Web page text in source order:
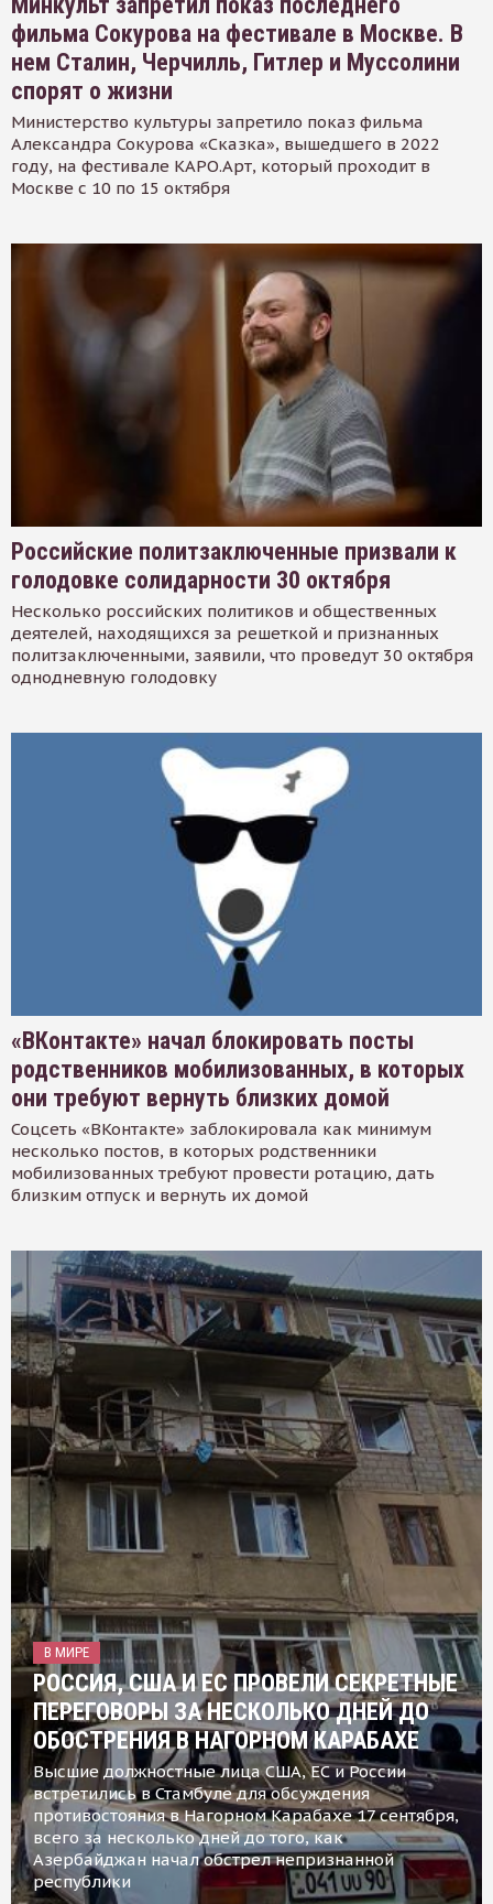
фильма Сокурова на фестивале в Москве. В
нем Сталин, Черчилль, Гитлер и Муссолини
спорят о жизни
Министерство культуры запретило показ фильма
Александра Сокурова «Сказка», вышедшего в 2022
году, на фестивале КАРО.Арт, который проходит в
Москве с 10 по 15 октября
Российские политзаключенные призвали к
голодовке солидарности 30 октября
Несколько российских политиков и общественных
деятелей, находящихся за решеткой и признанных
политзаключенными, заявили, что проведут 30 октября
однодневную голодовку
«ВКонтакте» начал блокировать посты
родственников мобилизованных, в которых
они требуют вернуть близких домой
Соцсеть «ВКонтакте» заблокировала как минимум
несколько постов, в которых родственники
мобилизованных требуют провести ротацию, дать
близким отпуск и вернуть их домой
В МИРЕ
РОССИЯ, США И ЕС ПРОВЕЛИ СЕКРЕТНЫЕ
ПЕРЕГОВОРЫ ЗА НЕСКОЛЬКО ДНЕЙ ДО
ОБОСТРЕНИЯ В НАГОРНОМ КАРАБАХЕ
Высшие должностные лица США, ЕС и России
встретились в Стамбуле для обсуждения
противостояния в Нагорном Карабахе 17 сентября,
всего за несколько дней до того, как
Азербайджан начал обстрел непризнанной
республики